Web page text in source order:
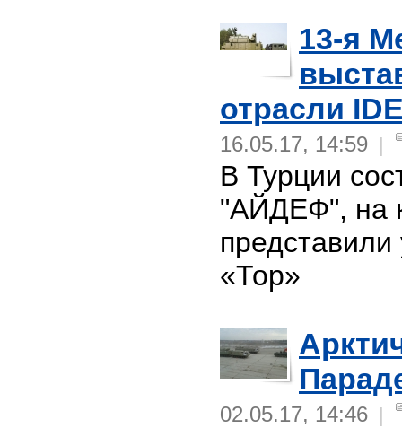
13-я
отрасли
16.05.17, 14:59 |
В Турции
"АЙДЕФ", на
«Тор»
02.05.17, 14:46 |